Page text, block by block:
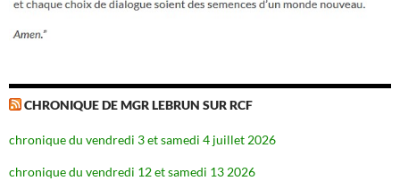
CHRONIQUE DE MGR LEBRUN SUR RCF
chronique du vendredi 3 et samedi 4 juillet 2026
chronique du vendredi 12 et samedi 13 2026